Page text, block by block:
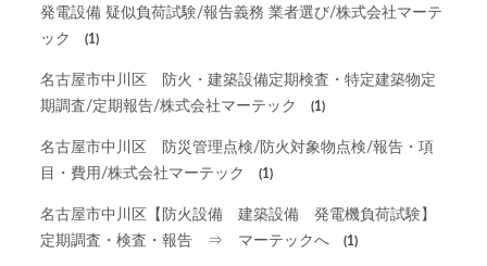
発電設備 疑似負荷試験/報告義務 業者選び/株式会社マーテ
ック
(1)
名古屋市中川区 防火・建築設備定期検査・特定建築物定
期調査/定期報告/株式会社マーテック
(1)
名古屋市中川区 防災管理点検/防火対象物点検/報告・項
目・費用/株式会社マーテック
(1)
名古屋市中川区【防火設備 建築設備 発電機負荷試験】
定期調査・検査・報告 ⇒ マーテックへ
(1)